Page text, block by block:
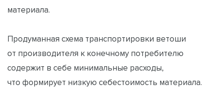
материала.
Продуманная схема транспортировки ветоши
от производителя к конечному потребителю
содержит в себе минимальные расходы,
что формирует низкую себестоимость материала.